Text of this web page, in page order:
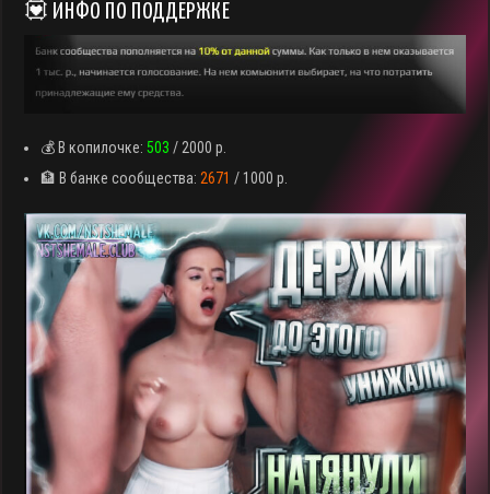
💟 ИНФО ПО ПОДДЕРЖКЕ
💰 В копилочке:503/ 2000 р.
🏦 В банке сообщества: 2671 / 1000 р.